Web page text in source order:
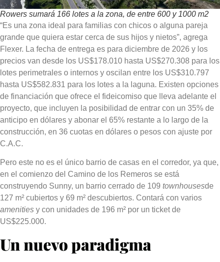
Rowers sumará 166 lotes a la zona, de entre 600 y 1000 m2
“Es una zona ideal para familias con chicos o alguna pareja
grande que quiera estar cerca de sus hijos y nietos”, agrega
Flexer. La fecha de entrega es para diciembre de 2026 y los
precios van desde los US$178.010 hasta US$270.308 para los
lotes perimetrales o internos y oscilan entre los US$310.797
hasta US$582.831 para los lotes a la laguna. Existen opciones
de financiación que ofrece el fideicomiso que lleva adelante el
proyecto, que incluyen la posibilidad de entrar con un 35% de
anticipo en dólares y abonar el 65% restante a lo largo de la
construcción, en 36 cuotas en dólares o pesos con ajuste por
C.A.C.
Pero este no es el único barrio de casas en el corredor, ya que,
en el comienzo del Camino de los Remeros se está
construyendo Sunny, un barrio cerrado de 109 townhousesde
127 m² cubiertos y 69 m² descubiertos. Contará con varios
amenities y con unidades de 196 m² por un ticket de
US$225.000.
Un nuevo paradigma